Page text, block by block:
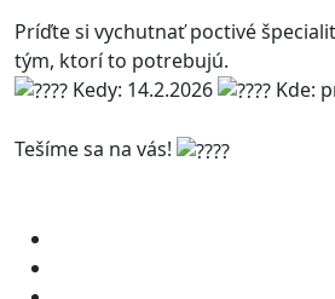
Príďte si vychutnať poctivé
tým, ktorí to potrebujú.
Kedy: 14.2.2026
Kde:
Tešíme sa na vás!